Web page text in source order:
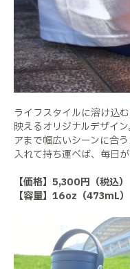
ライフスタイルに溶け込
映えるオリジナルデザイ
アまで幅広いシーンに合
入れて持ち運べば、毎日
【価格】5,300円（税込）
【容量】16oz（473mL）